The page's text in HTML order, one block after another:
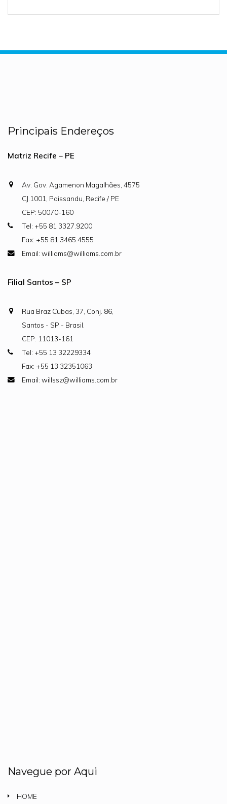
Principais Endereços
Matriz Recife – PE
Av. Gov. Agamenon Magalhães, 4575
CJ.1001, Paissandu, Recife / PE
CEP: 50070-160
Tel: +55 81 3327.9200
Fax: +55 81 3465.4555
Email: williams@williams.com.br
Filial Santos – SP
Rua Braz Cubas, 37, Conj. 86,
Santos - SP - Brasil.
CEP: 11013-161
Tel: +55 13 32229334
Fax: +55 13 32351063
Email: willssz@williams.com.br
Navegue por Aqui
HOME